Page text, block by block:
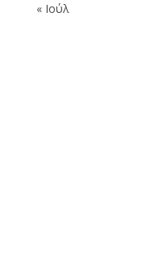
« Ιούλ